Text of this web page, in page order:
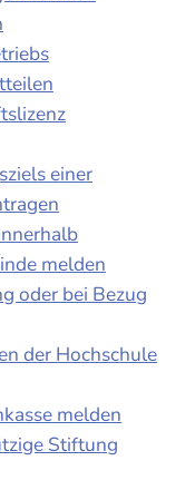
einer
melden
oder bei Bezug
der Hochschule
melden
Stiftung